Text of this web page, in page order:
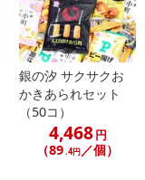
銀の汐 サクサクお
かきあられセット
（50コ）
4,468円
（89.4円／個）